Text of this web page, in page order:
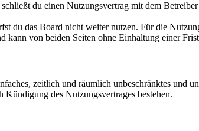
du einen Nutzungsvertrag mit dem
du das Board nicht weiter nutzen. Für die
kann von beiden Seiten ohne Einhaltung einer
zeitlich und räumlich unbeschränktes und
des Nutzungsvertrages bestehen.